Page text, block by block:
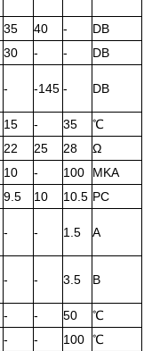
35 40 -
DB
30 - -
DB
- -145 - DB
15 - 35
℃
22 25 28
Ω
10 - 100
MKA
9.5 10 10.5 PC
- - 1.5 А
- - 3.5 В
- - 50
℃
- - 100 ℃